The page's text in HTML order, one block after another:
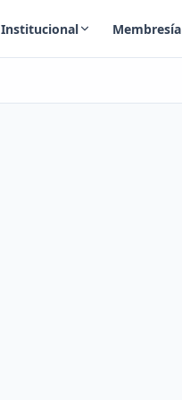
Institucional Membresía